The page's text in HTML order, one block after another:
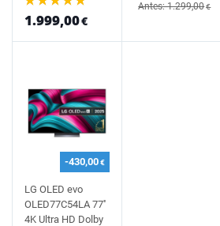
1.999,00€
Antes: 1.299,00€
-430,00€
LG OLED evo
OLED77C54LA 77''
4K Ultra HD Dolby